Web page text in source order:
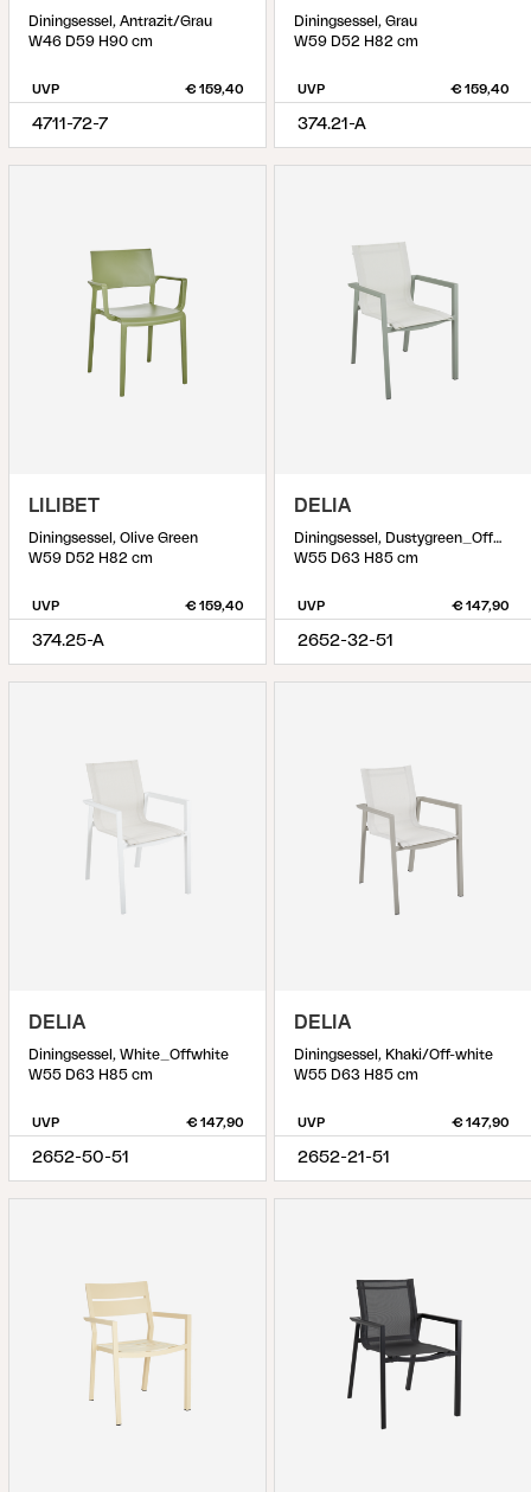
Diningsessel, Antrazit/Grau
W46 D59 H90 cm
UVP € 159,40
4711-72-7
Diningsessel, Grau
W59 D52 H82 cm
UVP € 159,40
374.21-A
LILIBET
Diningsessel, Olive Green
W59 D52 H82 cm
UVP € 159,40
374.25-A
DELIA
Diningsessel, Dustygreen_Offwhite
W55 D63 H85 cm
UVP € 147,90
2652-32-51
DELIA
Diningsessel, White_Offwhite
W55 D63 H85 cm
UVP € 147,90
2652-50-51
DELIA
Diningsessel, Khaki/Off-white
W55 D63 H85 cm
UVP € 147,90
2652-21-51